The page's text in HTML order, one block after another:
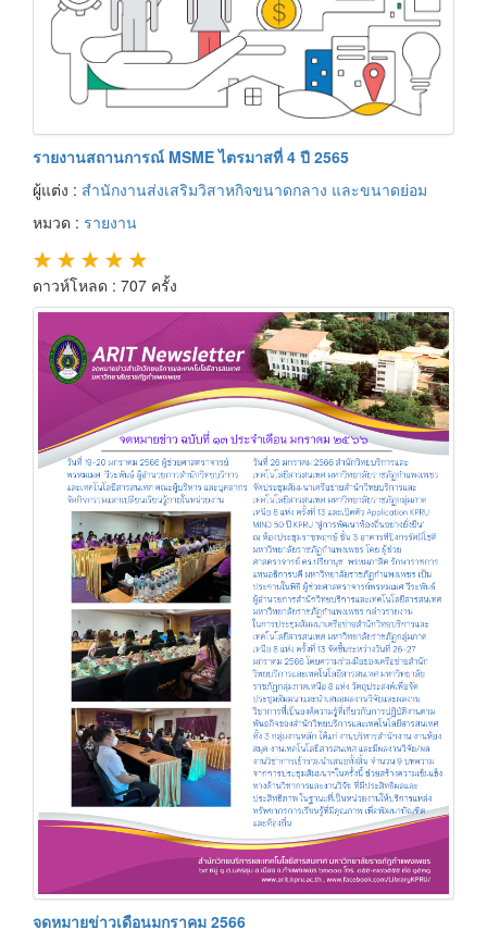
รายงานสถานการณ์ MSME ไตรมาสที่ 4 ปี 2565
ผู้แต่ง : สำนักงานส่งเสริมวิสาหกิจขนาดกลาง และขนาดย่อม
หมวด : รายงาน
★ ★ ★ ★ ★
ดาวห์โหลด : 707 ครั้ง
จดหมายข่าวเดือนมกราคม 2566